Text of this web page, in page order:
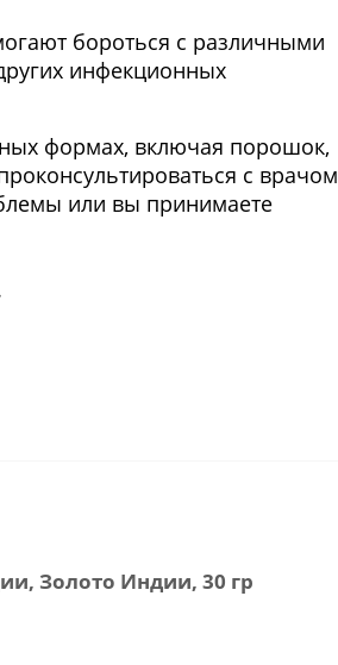
бороться с различными
инфекционных
формах, включая порошок,
с врачом
или вы принимаете
Золото Индии, 30 гр